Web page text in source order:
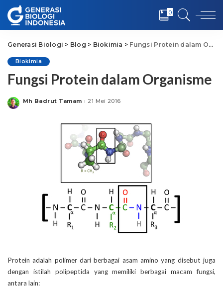
0
Generasi Biologi > Blog > Biokimia > Fungsi Protein dalam Organisme
Biokimia
Fungsi Protein dalam Organisme
Posted
Mh Badrut Tamam 21 Mei 2016
Protein adalah polimer dari berbagai asam amino yang disebut juga
dengan istilah polipeptida yang memiliki berbagai macam fungsi,
antara lain: